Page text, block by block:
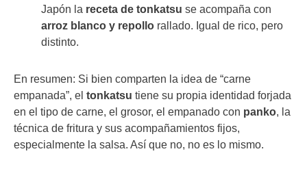
Japón la receta de tonkatsu se acompaña con
arroz blanco y repollo rallado. Igual de rico, pero
distinto.
En resumen: Si bien comparten la idea de “carne
empanada”, el tonkatsu tiene su propia identidad forjada
en el tipo de carne, el grosor, el empanado con panko, la
técnica de fritura y sus acompañamientos fijos,
especialmente la salsa. Así que no, no es lo mismo.